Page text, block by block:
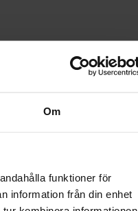
Om
funktioner för
information från din enhet